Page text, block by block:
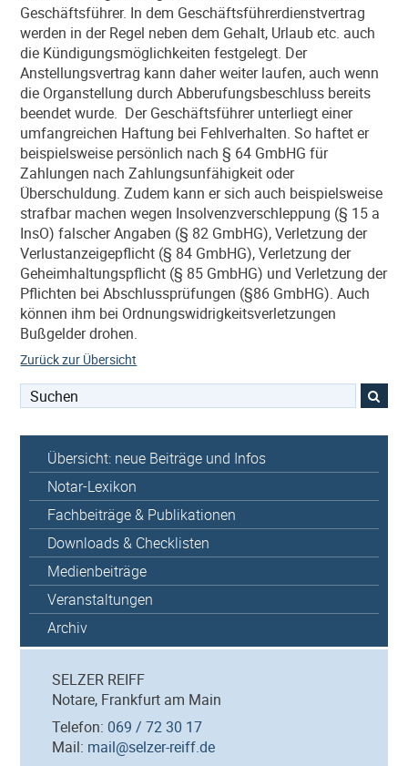
Geschäftsführer. In dem Geschäftsführerdienstvertrag
werden in der Regel neben dem Gehalt, Urlaub etc. auch
die Kündigungsmöglichkeiten festgelegt. Der
Anstellungsvertrag kann daher weiter laufen, auch wenn
die Organstellung durch Abberufungsbeschluss bereits
beendet wurde. Der Geschäftsführer unterliegt einer
umfangreichen Haftung bei Fehlverhalten. So haftet er
beispielsweise persönlich nach § 64 GmbHG für
Zahlungen nach Zahlungsunfähigkeit oder
Überschuldung. Zudem kann er sich auch beispielsweise
strafbar machen wegen Insolvenzverschleppung (§ 15 a
InsO) falscher Angaben (§ 82 GmbHG), Verletzung der
Verlustanzeigepflicht (§ 84 GmbHG), Verletzung der
Geheimhaltungspflicht (§ 85 GmbHG) und Verletzung der
Pflichten bei Abschlussprüfungen (§86 GmbHG). Auch
können ihm bei Ordnungswidrigkeitsverletzungen
Bußgelder drohen.
Zurück zur Übersicht
Suchen
Übersicht: neue Beiträge und Infos
Notar-Lexikon
Fachbeiträge & Publikationen
Downloads & Checklisten
Medienbeiträge
Veranstaltungen
Archiv
SELZER REIFF
Notare, Frankfurt am Main
Telefon: 069 / 72 30 17
Mail: mail@selzer-reiff.de